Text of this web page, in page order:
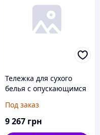
Тележка для сухого
белья с опускающимся
Под заказ
9 267 грн